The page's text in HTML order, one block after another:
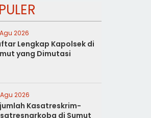
2026
Lengkap Kapolsek di
yang Dimutasi
2026
Kasatreskrim-
di Sumut